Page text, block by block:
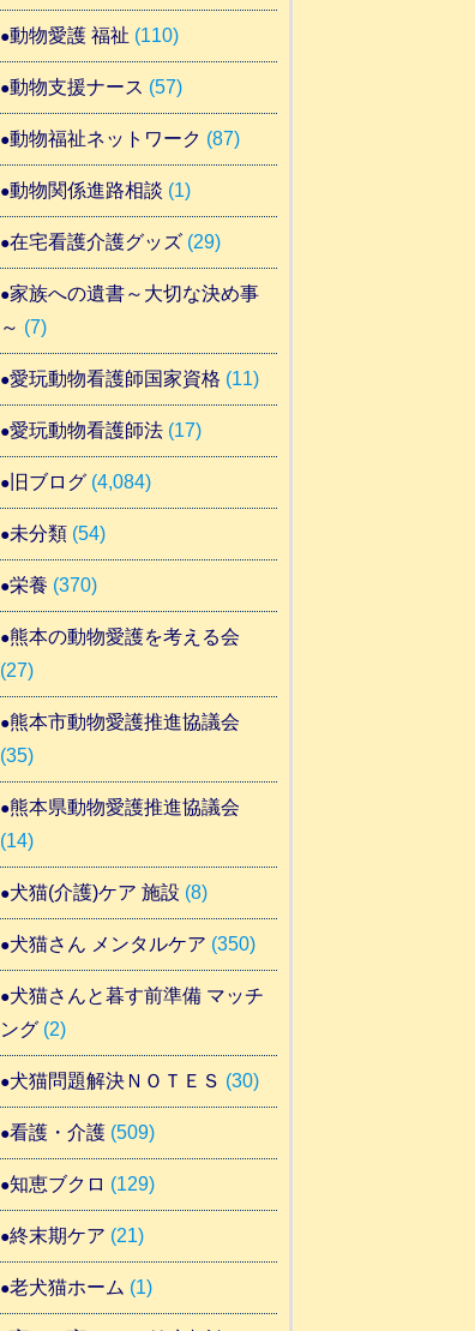
動物愛護 福祉 (110)
動物支援ナース (57)
動物福祉ネットワーク (87)
動物関係進路相談 (1)
在宅看護介護グッズ(29)
家族への遺書～大切な決め事
～ (7)
愛玩動物看護師国家資格 (11)
愛玩動物看護師法(17)
旧ブログ(4,084)
未分類(54)
栄養 (370)
熊本の動物愛護を考える会
(27)
熊本市動物愛護推進協議会
(35)
熊本県動物愛護推進協議会
(14)
犬猫(介護)ケア 施設 (8)
犬猫さん メンタルケア (350)
犬猫さんと暮す前準備 マッチ
ング(2)
犬猫問題解決ＮＯＴＥＳ (30)
看護・介護(509)
知恵ブクロ (129)
終末期ケア (21)
老犬猫ホーム (1)